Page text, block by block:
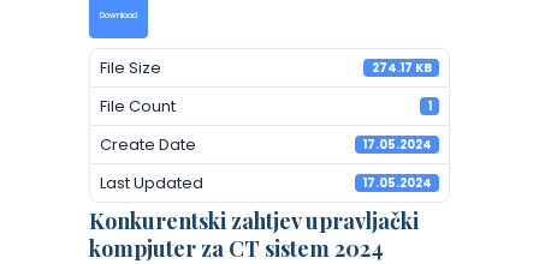
Download
File Size 274.17 KB
File Count 1
Create Date 17.05.2024
Last Updated 17.05.2024
Konkurentski zahtjev upravljački
kompjuter za CT sistem 2024